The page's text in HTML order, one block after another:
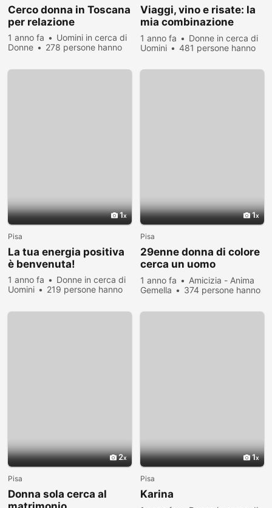
Cerco donna in Toscana
per relazione
1 anno fa
Uomini in cerca di
Donne
278 persone hanno
Viaggi, vino e risate: la
mia combinazione
perfetta
1 anno fa
Donne in cerca di
Uomini
481 persone hanno
1
Pisa
La tua energia positiva
è benvenuta!
1 anno fa
Donne in cerca di
Uomini
219 persone hanno
1
Pisa
29enne donna di colore
cerca un uomo
RESPONSABILE
1 anno fa
Amicizia - Anima
Gemella
374 persone hanno
2
Pisa
Donna sola cerca al
1
Pisa
Karina